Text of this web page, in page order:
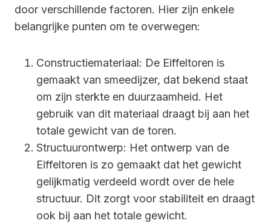
door verschillende factoren. Hier zijn enkele
belangrijke punten om te overwegen:
Constructiemateriaal: De Eiffeltoren is
gemaakt van smeedijzer, dat bekend staat
om zijn sterkte en duurzaamheid. Het
gebruik van dit materiaal draagt bij aan het
totale gewicht van de toren.
Structuurontwerp: Het ontwerp van de
Eiffeltoren is zo gemaakt dat het gewicht
gelijkmatig verdeeld wordt over de hele
structuur. Dit zorgt voor stabiliteit en draagt
ook bij aan het totale gewicht.